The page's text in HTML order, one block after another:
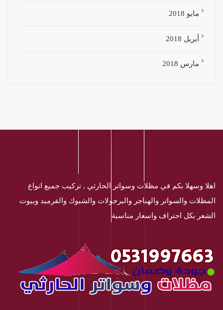
مايو 2018
أبريل 2018
مارس 2018
اهلا وسهلا بكم في مظلات وسواتر الحارثي , تركيب جميع انواع
المظلات والسواتر والهناجر والبرجولات والشبوك والقرميد وبيوت
الشعر بكل احتراف واسعار مناسبة